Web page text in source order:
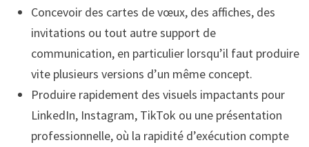
Concevoir des cartes de vœux, des affiches, des
invitations ou tout autre support de
communication, en particulier lorsqu’il faut produire
vite plusieurs versions d’un même concept.
Produire rapidement des visuels impactants pour
LinkedIn, Instagram, TikTok ou une présentation
professionnelle, où la rapidité d’exécution compte